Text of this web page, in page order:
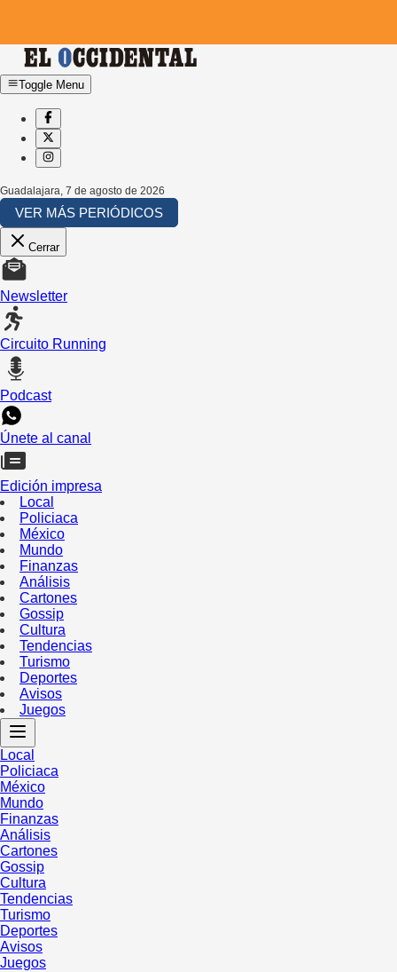
Toggle Menu
Guadalajara, 7 de agosto de 2026
VER MÁS PERIÓDICOS
Cerrar
Newsletter
Circuito Running
Podcast
Únete al canal
Edición impresa
Local
Policiaca
México
Mundo
Finanzas
Análisis
Cartones
Gossip
Cultura
Tendencias
Turismo
Deportes
Avisos
Juegos
Local
Policiaca
México
Mundo
Finanzas
Análisis
Cartones
Gossip
Cultura
Tendencias
Turismo
Deportes
Avisos
Juegos